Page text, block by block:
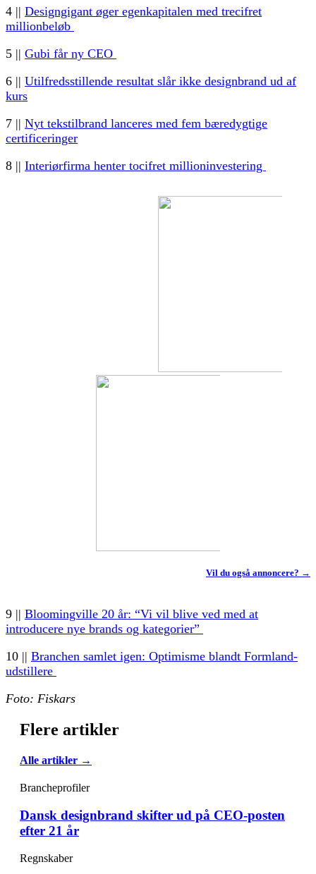
4 || Designgigant øger egenkapitalen med trecifret
millionbeløb
5 || Gubi får ny CEO
6 || Utilfredsstillende resultat slår ikke designbrand ud af
kurs
7 || Nyt tekstilbrand lanceres med fem bæredygtige
certificeringer
8 || Interiørfirma henter tocifret millioninvestering
Vil du også annoncere? →
9 || Bloomingville 20 år: “Vi vil blive ved med at
introducere nye brands og kategorier”
10 || Branchen samlet igen: Optimisme blandt Formland-
udstillere
Foto: Fiskars
Flere artikler
Alle artikler →
Brancheprofiler
Dansk designbrand skifter ud på CEO-posten
efter 21 år
Regnskaber